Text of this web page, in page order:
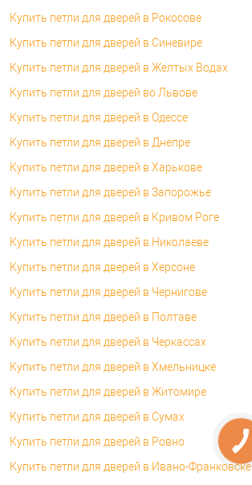
Купить петли для дверей в Рокосове
Купить петли для дверей в Синевире
Купить петли для дверей в Желтых Водах
Купить петли для дверей во Львове
Купить петли для дверей в Одессе
Купить петли для дверей в Днепре
Купить петли для дверей в Харькове
Купить петли для дверей в Запорожье
Купить петли для дверей в Кривом Роге
Купить петли для дверей в Николаеве
Купить петли для дверей в Херсоне
Купить петли для дверей в Чернигове
Купить петли для дверей в Полтаве
Купить петли для дверей в Черкассах
Купить петли для дверей в Хмельницке
Купить петли для дверей в Житомире
Купить петли для дверей в Сумах
Купить петли для дверей в Ровно
Купить петли для дверей в Ивано-Франковске